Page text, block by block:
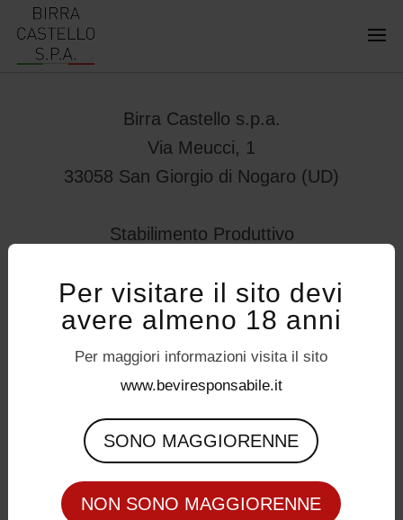
Birra Castello s.p.a.
Via Meucci, 1
33058 San Giorgio di Nogaro (UD)
Stabilimento Produttivo
32034 – Pedavena (BL)
servizioconsumatori@birracastello.it
Seguici su
P.I. 01994920302
Per visitare il sito devi
avere almeno 18 anni
Per maggiori informazioni visita il sito
www.beviresponsabile.it
SONO MAGGIORENNE
NON SONO MAGGIORENNE